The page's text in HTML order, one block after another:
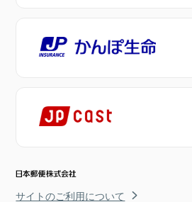
サイトのご利用について